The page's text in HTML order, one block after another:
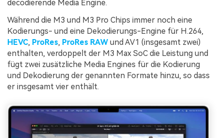
decodierende Media Engine.
Während die M3 und M3 Pro Chips immer noch eine
Kodierungs- und eine Dekodierungs-Engine für H.264,
HEVC, ProRes, ProRes RAW und AV1 (insgesamt zwei)
enthalten, verdoppelt der M3 Max SoC die Leistung und
fügt zwei zusätzliche Media Engines für die Kodierung
und Dekodierung der genannten Formate hinzu, so dass
er insgesamt vier enthält.